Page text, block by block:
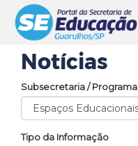
Notícias
Subsecretaria / Programa
Tipo da Informação